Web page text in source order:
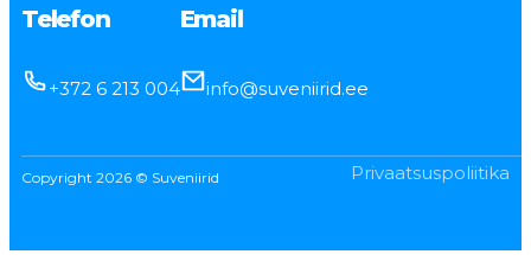
Telefon
+372 6 213 004
Email
info@suveniirid.ee
Copyright 2026 © Suveniirid Privaatsuspoliitika